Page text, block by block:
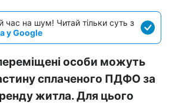
час на шум! Читай тільки суть з
у Google
особи можуть
сплаченого ПДФО за
житла. Для цього